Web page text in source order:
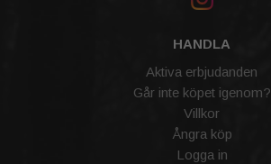
HANDLA
Aktiva erbjudanden
Går inte köpet igenom?
Villkor
Ångra köp
Logga in